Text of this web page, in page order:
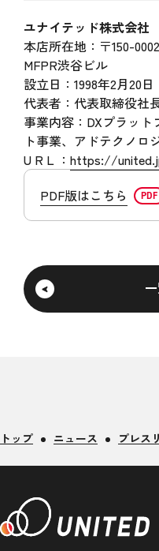
ユナイテッド株式会社
本店所在地：〒150-
MFPR渋谷ビル
設立日：1998年2月20日
代表者：代表取締役
事業内容：DXプラッ
ト事業、アドテクノロ
U R L ： https://
PDF版はこちら
トップ ニュース プレス